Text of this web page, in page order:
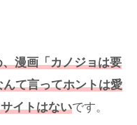
漫画「カノジョは要
て言ってホントは愛
イトはないです。